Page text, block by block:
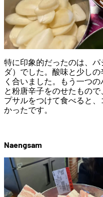
特に印象的だったのは、
ダ）でした。酸味と少し
く合いました。もう一つ
と粉唐辛子をのせたもの
プサルをつけて食べると
かったです。
Naengsam